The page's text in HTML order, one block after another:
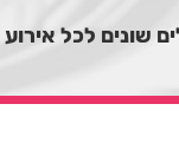
שונים לכל אירוע